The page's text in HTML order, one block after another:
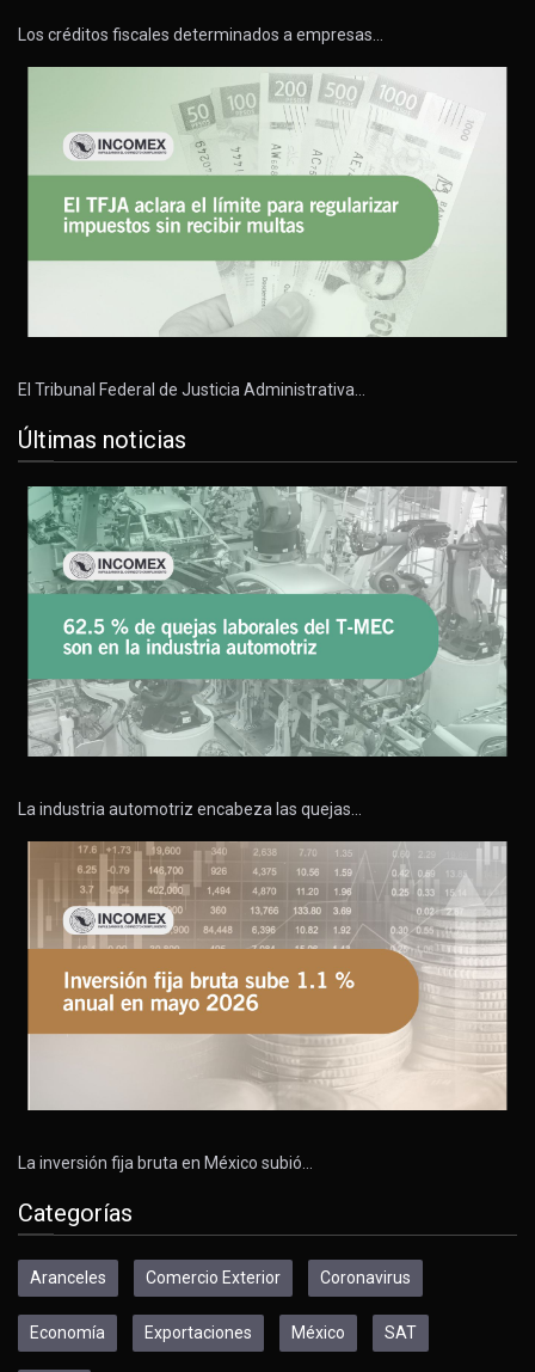
Los créditos fiscales determinados a empresas…
El Tribunal Federal de Justicia Administrativa…
Últimas noticias
La industria automotriz encabeza las quejas…
La inversión fija bruta en México subió…
Categorías
Aranceles Comercio Exterior Coronavirus
Economía Exportaciones México SAT